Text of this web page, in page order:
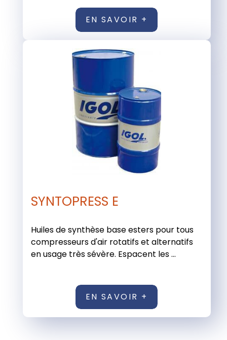
EN SAVOIR +
SYNTOPRESS E
Huiles de synthèse base esters pour tous
compresseurs d'air rotatifs et alternatifs
en usage très sévère. Espacent les ...
EN SAVOIR +